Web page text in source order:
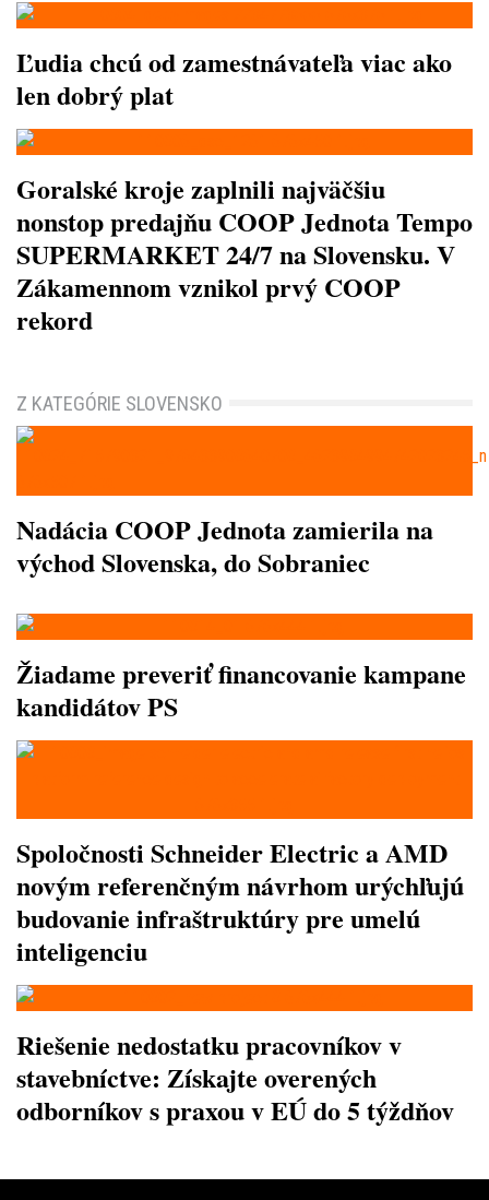
Ľudia chcú od zamestnávateľa viac ako
len dobrý plat
Goralské kroje zaplnili najväčšiu
nonstop predajňu COOP Jednota Tempo
SUPERMARKET 24/7 na Slovensku. V
Zákamennom vznikol prvý COOP
rekord
Z KATEGÓRIE SLOVENSKO
Nadácia COOP Jednota zamierila na
východ Slovenska, do Sobraniec
Žiadame preveriť financovanie kampane
kandidátov PS
Spoločnosti Schneider Electric a AMD
novým referenčným návrhom urýchľujú
budovanie infraštruktúry pre umelú
inteligenciu
Riešenie nedostatku pracovníkov v
stavebníctve: Získajte overených
odborníkov s praxou v EÚ do 5 týždňov